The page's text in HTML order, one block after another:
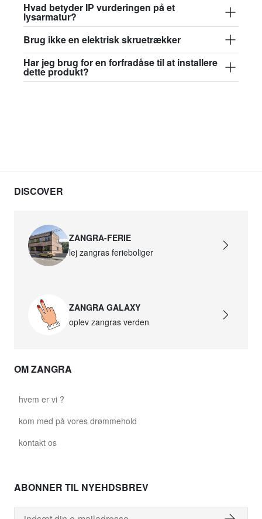
david.c.w.glass017
glass017 - opalglas
665,30 kr.
glass019 - opalglas
glass020 - opalglas
david.c.w.glass023
glass023 - opalglas
Hvad betyder IP vurderingen på et
lysarmatur?
Brug ikke en elektrisk skruetrækker
Har jeg brug for en forfradåse til at installere
dette produkt?
DISCOVER
ZANGRA-FERIE
lej zangras ferieboliger
ZANGRA GALAXY
oplev zangras verden
OM ZANGRA
hvem er vi ?
kom med på vores drømmehold
kontakt os
ABONNER TIL NYEHDSBREV